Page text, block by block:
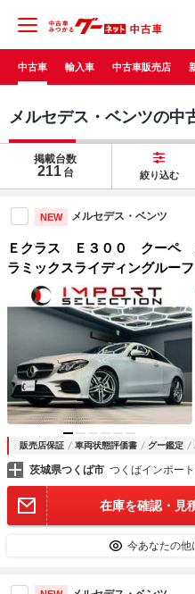
中古車 輸入車 中古車販売店
メルセデス・ベンツの中
掲載台数
211 台 絞り込む
NEW メルセデス・ベンツ
Ｅクラス Ｅ３００ クーペ
ラミックスライディングル
ィ Ｂｕｒｍｅｓｔｅｒ 純
ドラレコ パワートランク
チレーター
販売店保証 車両状態評価書 グー鑑定
茨城県つくば市 つくばインポー
在庫を確認・見
今あなたの他